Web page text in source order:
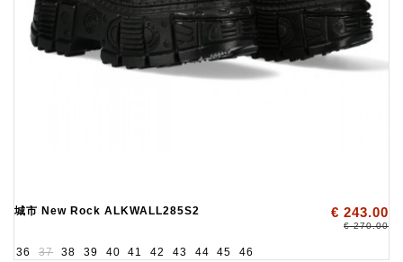
城市 New Rock ALKWALL285S2 € 243.00
€ 270.00
36 37 38 39 40 41 42 43 44 45 46